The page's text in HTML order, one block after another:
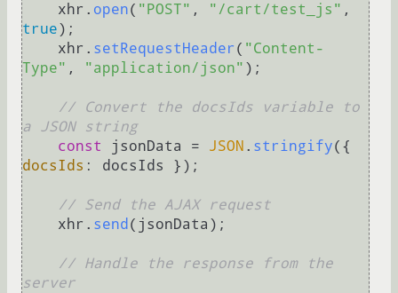
    xhr.
open( "POST" , "/cart/test_js"
true);
    xhr.
setRequestHeader ( "Content-
Type" , "application/json" );
// Convert the docsIds variable to
a JSON string
const
jsonData = JSON . stringify
docsIds : docsIds });
// Send the AJAX request
    xhr.
send (jsonData);
// Handle the response from the
server